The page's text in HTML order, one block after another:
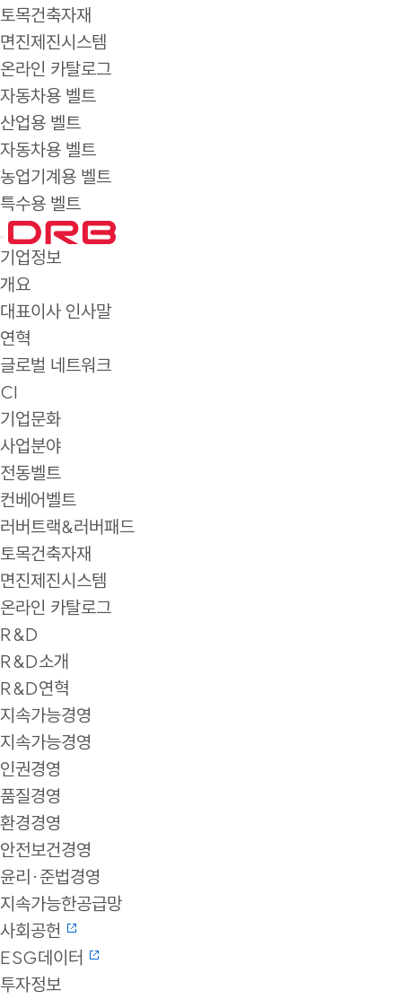
토목건축자재
면진제진시스템
온라인 카탈로그
자동차용 벨트
산업용 벨트
자동차용 벨트
농업기계용 벨트
특수용 벨트
기업정보
개요
대표이사 인사말
연혁
글로벌 네트워크
CI
기업문화
사업분야
전동벨트
컨베어벨트
러버트랙&러버패드
토목건축자재
면진제진시스템
온라인 카탈로그
R&D
R&D소개
R&D연혁
지속가능경영
지속가능경영
인권경영
품질경영
환경경영
안전보건경영
윤리·준법경영
지속가능한공급망
사회공헌
ESG데이터
투자정보